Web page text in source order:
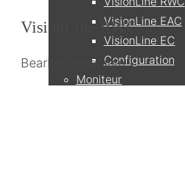
VisionLine EAC
VisionLine EC
Configuration
Moniteur
VisionLine RWC
Bearbeitungsraum